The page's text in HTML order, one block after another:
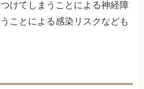
けてしまうことによる神経障
ことによる感染リスクなども